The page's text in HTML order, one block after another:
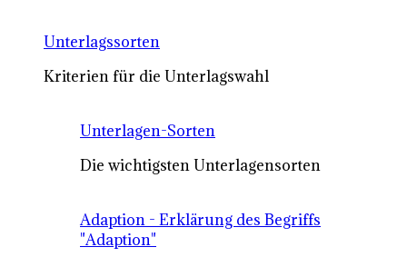
Unterlagssorten
Kriterien für die Unterlagswahl
Unterlagen-Sorten
Die wichtigsten Unterlagensorten
Adaption - Erklärung des Begriffs
"Adaption"